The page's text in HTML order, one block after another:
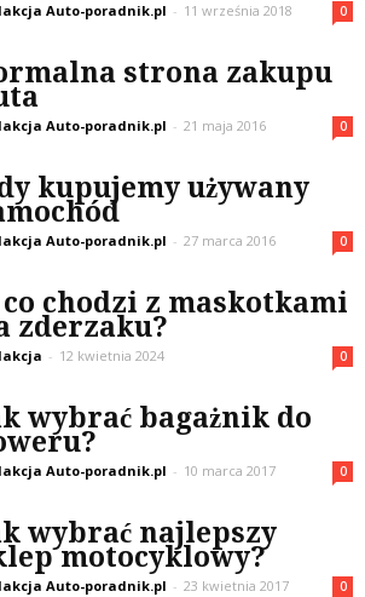
Auto-poradnik.pl - 11 września 2018 0
strona zakupu
Auto-poradnik.pl - 21 maja 2016 0
kupujemy używany
Auto-poradnik.pl - 27 marca 2016 0
co chodzi z maskotkami
zderzaku?
- 12 kwietnia 2024 0
wybrać bagażnik do
Auto-poradnik.pl - 10 marca 2017 0
wybrać najlepszy
motocyklowy?
Auto-poradnik.pl - 23 kwietnia 2017 0